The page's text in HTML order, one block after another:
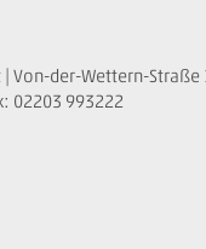
Von-der-Wettern-Straße
02203 993222